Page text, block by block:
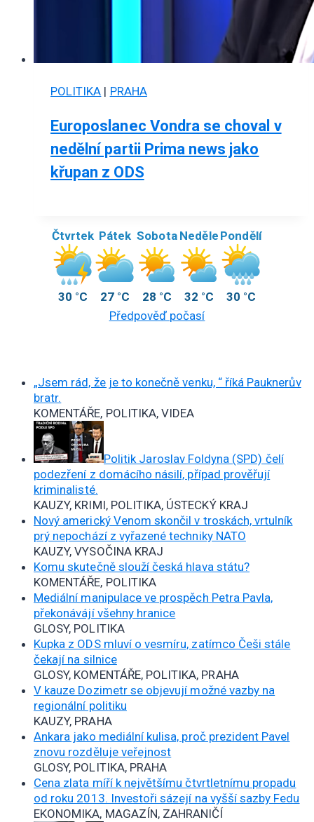
POLITIKA | PRAHA
Europoslanec Vondra se choval v
nedělní partii Prima news jako
křupan z ODS
Čtvrtek
30 °C
Pátek
27 °C
Sobota
28 °C
Neděle
32 °C
Pondělí
30 °C
Předpověď počasí
„Jsem rád, že je to konečně venku, “ říká Pauknerův
bratr.
KOMENTÁŘE, POLITIKA, VIDEA
Politik Jaroslav Foldyna (SPD) čelí
podezření z domácího násilí, případ prověřují
kriminalisté.
KAUZY, KRIMI, POLITIKA, ÚSTECKÝ KRAJ
Nový americký Venom skončil v troskách, vrtulník
prý nepochází z vyřazené techniky NATO
KAUZY, VYSOČINA KRAJ
Komu skutečně slouží česká hlava státu?
KOMENTÁŘE, POLITIKA
Mediální manipulace ve prospěch Petra Pavla,
překonávájí všehny hranice
GLOSY, POLITIKA
Kupka z ODS mluví o vesmíru, zatímco Češi stále
čekají na silnice
GLOSY, KOMENTÁŘE, POLITIKA, PRAHA
V kauze Dozimetr se objevují možné vazby na
regionální politiku
KAUZY, PRAHA
Ankara jako mediální kulisa, proč prezident Pavel
znovu rozděluje veřejnost
GLOSY, POLITIKA, PRAHA
Cena zlata míří k největšímu čtvrtletnímu propadu
od roku 2013. Investoři sázejí na vyšší sazby Fedu
EKONOMIKA, MAGAZÍN, ZAHRANIČÍ